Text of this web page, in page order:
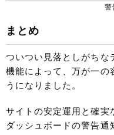
警
まとめ
ついつい見落としがちな
機能によって、万が一の
うになりました。
サイトの安定運用と確実
ダッシュボードの警告通